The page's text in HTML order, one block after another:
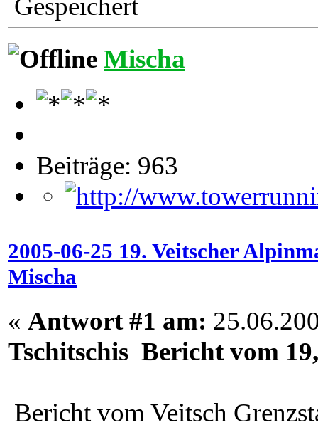
Mischa
Beiträge: 963
2005-06-25 19. Veitscher
Mischa
« Antwort #1 am:
Tschitschis Bericht vom
Bericht vom Veitsch